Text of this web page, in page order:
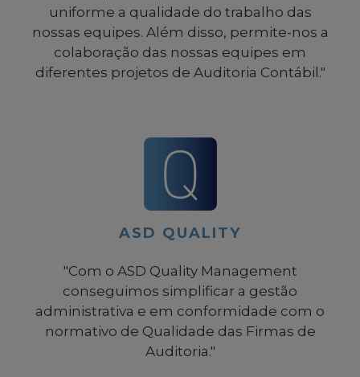
conseguimos unificar o software de
auditoria que nos permite avaliar de forma
uniforme a qualidade do trabalho das
nossas equipes. Além disso, permite-nos a
ASD QUALITY
"Com o ASD Quality Management
conseguimos simplificar a gestão
administrativa e em conformidade com o